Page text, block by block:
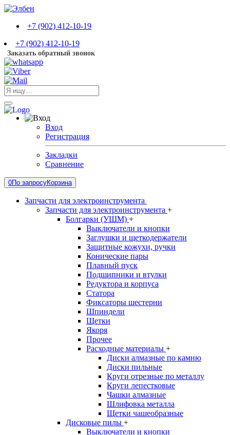
+7 (902) 412-10-19
+7 (902) 412-10-19
Заказать обратный звонок
Вход
Регистрация
Закладки
Сравнение
0По запросуКорзина
Запчасти для электроинструмента
Запчасти для электроинструмента +
Болгарки (УШМ) +
Выключатели и кнопки
Заглушки и щеткодержатели
Защитные кожухи, ручки
Конические пары
Плавный пуск
Подшипники и втулки
Редуктора и корпуса
Статора
Фиксаторы шестерни
Шпиндели
Щетки
Якоря
Прочее
Расходные материалы +
Диски алмазные по камню
Диски пильные
Круги отрезные по металлу
Круги лепестковые
Чашки алмазные
Шлифовка металла
Щетки чашеобразные
Дисковые пилы +
Выключатели и кнопки